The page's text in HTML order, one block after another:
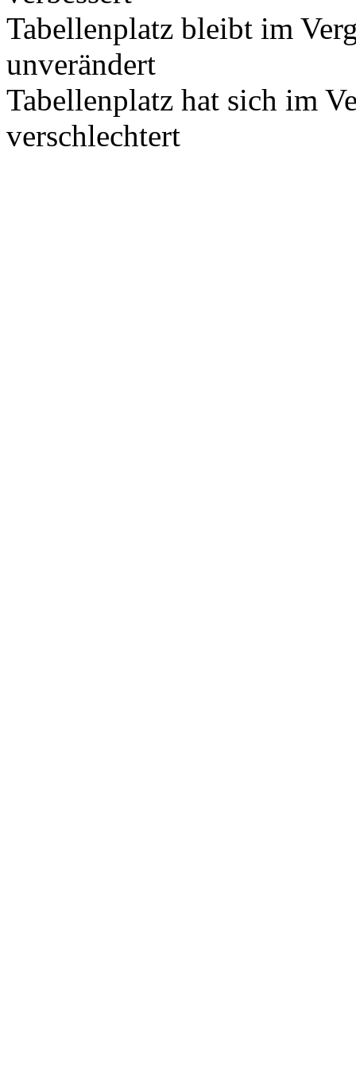
Tabellenplatz bleibt im
unverändert
Tabellenplatz hat sich im
verschlechtert